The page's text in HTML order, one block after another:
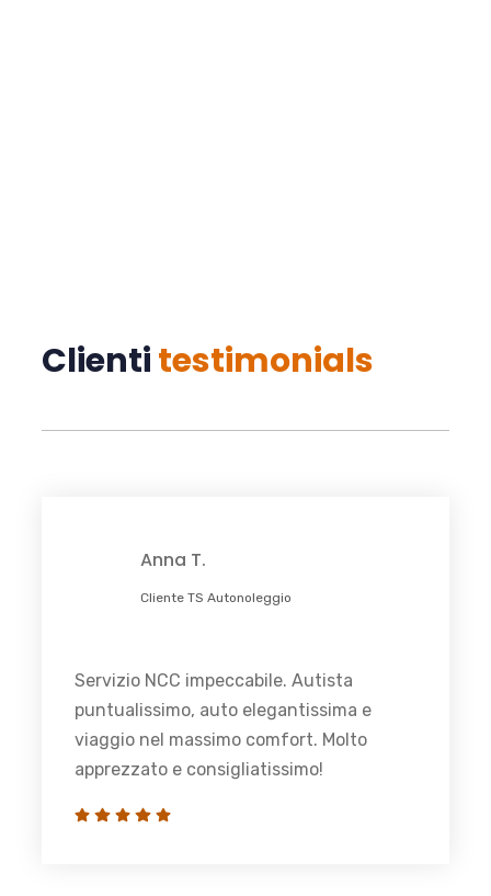
Clientitestimonials
Anna T.
Cliente TS Autonoleggio
Servizio NCC impeccabile. Autista
puntualissimo, auto elegantissima e
viaggio nel massimo comfort. Molto
apprezzato e consigliatissimo!